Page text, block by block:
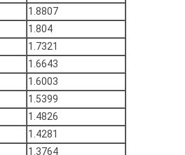
1.8807
1.804
1.7321
1.6643
1.6003
1.5399
1.4826
1.4281
1.3764